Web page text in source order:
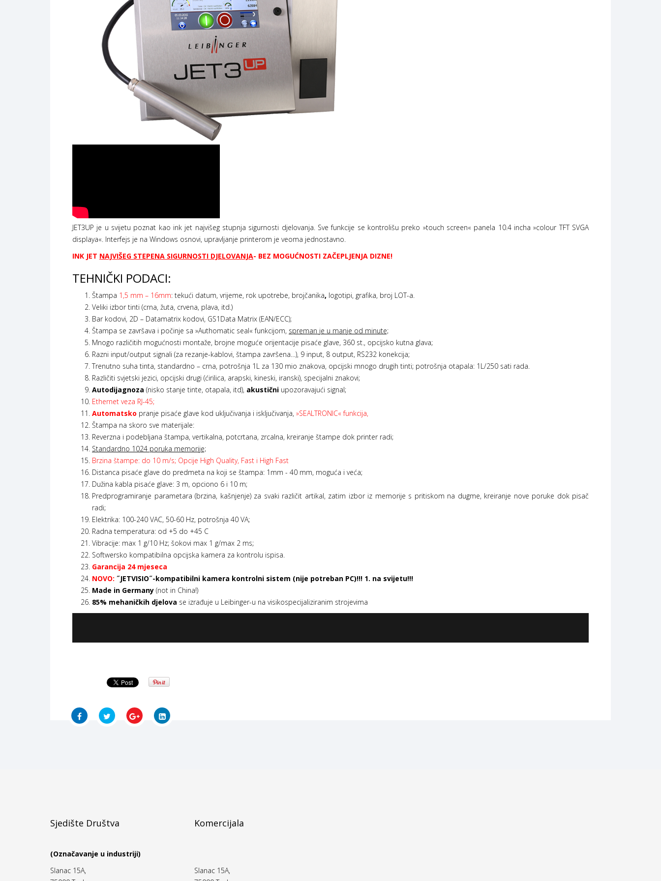
JET3UP je u svijetu poznat kao ink jet najvišeg stupnja sigurnosti djelovanja. Sve funkcije se kontrolišu preko »touch screen« panela 10.4 incha »colour TFT SVGA
displaya«. Interfejs je na Windows osnovi, upravljanje printerom je veoma jednostavno.
INK JET NAJVIŠEG STEPENA SIGURNOSTI DJELOVANJA- BEZ MOGUĆNOSTI ZAČEPLJENJA DIZNE!
TEHNIČKI PODACI:
Štampa 1,5 mm – 16mm: tekući datum, vrijeme, rok upotrebe, brojčanika, logotipi, grafika, broj LOT-a.
Veliki izbor tinti (crna, žuta, crvena, plava, itd.)
Bar kodovi, 2D – Datamatrix kodovi, GS1Data Matrix (EAN/ECC);
Štampa se završava i počinje sa »Authomatic seal« funkcijom, spreman je u manje od minute;
Mnogo različitih mogućnosti montaže, brojne moguće orijentacije pisaće glave, 360 st., opcijsko kutna glava;
Razni input/output signali (za rezanje-kablovi, štampa završena…), 9 input, 8 output, RS232 konekcija;
Trenutno suha tinta, standardno – crna, potrošnja 1L za 130 mio znakova, opcijski mnogo drugih tinti; potrošnja otapala: 1L/250 sati rada.
Različiti svjetski jezici, opcijski drugi (ćirilica, arapski, kineski, iranski), specijalni znakovi;
Autodijagnoza (nisko stanje tinte, otapala, itd), akustični upozoravajući signal;
Ethernet veza RJ-45;
Automatsko pranje pisaće glave kod uključivanja i isključivanja, »SEALTRONIC« funkcija,
Štampa na skoro sve materijale:
Reverzna i podebljana štampa, vertikalna, potcrtana, zrcalna, kreiranje štampe dok printer radi;
Standardno 1024 poruka memorije;
Brzina štampe: do 10 m/s; Opcije High Quality, Fast i High Fast
Distanca pisaće glave do predmeta na koji se štampa: 1mm - 40 mm, moguća i veća;
Dužina kabla pisaće glave: 3 m, opciono 6 i 10 m;
Predprogramiranje parametara (brzina, kašnjenje) za svaki različit artikal, zatim izbor iz memorije s pritiskom na dugme, kreiranje nove poruke dok pisač
radi;
Elektrika: 100-240 VAC, 50-60 Hz, potrošnja 40 VA;
Radna temperatura: od +5 do +45 C
Vibracije: max 1 g/10 Hz; šokovi max 1 g/max 2 ms;
Softwersko kompatibilna opcijska kamera za kontrolu ispisa.
Garancija 24 mjeseca
NOVO: ˝JETVISIO˝-kompatibilni kamera kontrolni sistem (nije potreban PC)!!! 1. na svijetu!!!
Made in Germany (not in China!)
85% mehaničkih djelova se izrađuje u Leibinger-u na visikospecijaliziranim strojevima
Sjedište Društva
(Označavanje u industriji)
Slanac 15A,
Komercijala
Slanac 15A,